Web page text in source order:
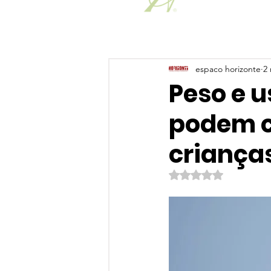
Peso e
podem
espaco horizonte 2
Avaliado com NaN